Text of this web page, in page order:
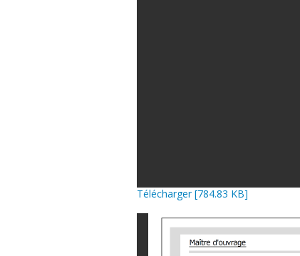
Télécharger [784.83 KB]